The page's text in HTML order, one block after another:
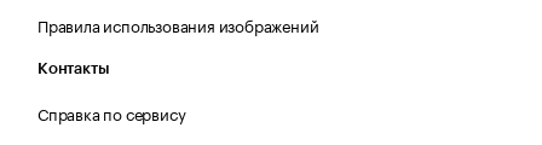
Правила использования изображений
Контакты
Справка по сервису